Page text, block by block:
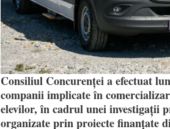
Consiliul Concurenței a efectuat
companii implicate în
elevilor, în cadrul unei investigații
organizate prin proiecte finanțate